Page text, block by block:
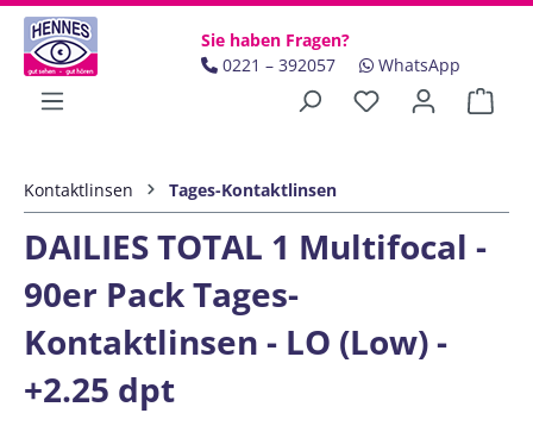
Zum Hauptinhalt springen
Sie haben Fragen?
0221 – 392057
WhatsApp
Kontaktlinsen Tages-Kontaktlinsen
DAILIES TOTAL 1 Multifocal -
90er Pack Tages-
Kontaktlinsen - LO (Low) -
+2.25 dpt